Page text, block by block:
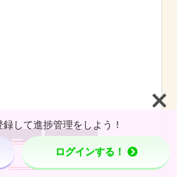

Page Top
して進捗管理をしよう！
ログインする！